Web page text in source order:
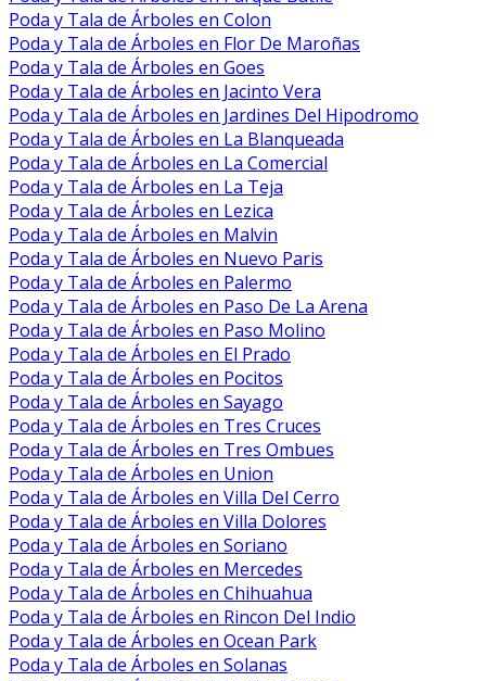
Poda y Tala de Árboles en Colon
Poda y Tala de Árboles en Flor De Maroñas
Poda y Tala de Árboles en Goes
Poda y Tala de Árboles en Jacinto Vera
Poda y Tala de Árboles en Jardines Del Hipodromo
Poda y Tala de Árboles en La Blanqueada
Poda y Tala de Árboles en La Comercial
Poda y Tala de Árboles en La Teja
Poda y Tala de Árboles en Lezica
Poda y Tala de Árboles en Malvin
Poda y Tala de Árboles en Nuevo Paris
Poda y Tala de Árboles en Palermo
Poda y Tala de Árboles en Paso De La Arena
Poda y Tala de Árboles en Paso Molino
Poda y Tala de Árboles en El Prado
Poda y Tala de Árboles en Pocitos
Poda y Tala de Árboles en Sayago
Poda y Tala de Árboles en Tres Cruces
Poda y Tala de Árboles en Tres Ombues
Poda y Tala de Árboles en Union
Poda y Tala de Árboles en Villa Del Cerro
Poda y Tala de Árboles en Villa Dolores
Poda y Tala de Árboles en Soriano
Poda y Tala de Árboles en Mercedes
Poda y Tala de Árboles en Chihuahua
Poda y Tala de Árboles en Rincon Del Indio
Poda y Tala de Árboles en Ocean Park
Poda y Tala de Árboles en Solanas